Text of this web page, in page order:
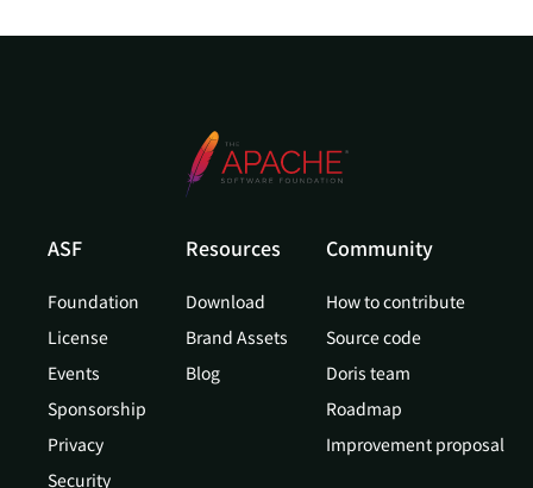
ASF
Foundation
License
Events
Sponsorship
Privacy
Security
Resources
Download
Brand Assets
Blog
Community
How to contribute
Source code
Doris team
Roadmap
Improvement proposal